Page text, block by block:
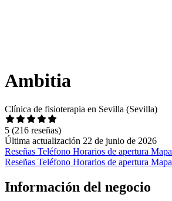
Ambitia
Clínica de fisioterapia en Sevilla (Sevilla)
5 (216 reseñas)
Última actualización 22 de junio de 2026
Reseñas Teléfono Horarios de apertura Mapa
Reseñas Teléfono Horarios de apertura Mapa
Información del negocio